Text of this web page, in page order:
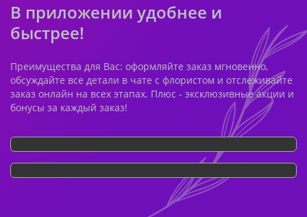
В приложении удобнее и
быстрее!
Преимущества для Вас: оформляйте заказ мгновенно,
обсуждайте все детали в чате с флористом и отслеживайте
заказ онлайн на всех этапах. Плюс - эксклюзивные акции и
бонусы за каждый заказ!